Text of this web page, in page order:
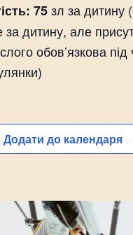
75зл за дитину
дитину, але
обов’язкова під
Додати до календаря